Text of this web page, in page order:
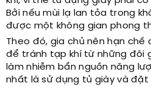
Bởi nếu mùi lạ lan tỏa trong
được một không gian phong
Theo đó, gia chủ nên hạn chế
để tránh tạp khí từ những đôi
làm nhiễm bẩn nguồn năng
nhất là sử dụng tủ giày và